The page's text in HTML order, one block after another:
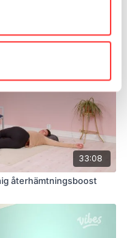
33:08
återhämtningsboost